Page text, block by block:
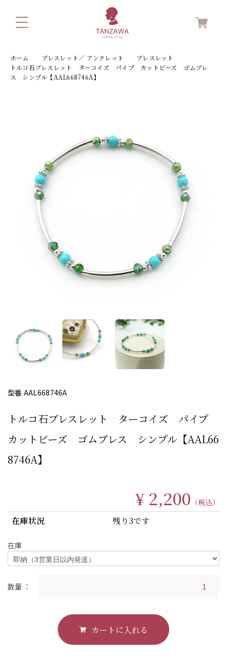
ホーム ブレスレット／ アンクレット
ブレスレット
トルコ石ブレスレット ターコイズ パイプ カットビーズ ゴムブレ
ス シンプル【AAL668746A】
型番 AAL668746A
トルコ石ブレスレット ターコイズ パイプ
カットビーズ ゴムブレス シンプル【AAL66
8746A】
¥ 2,200 （税込）
在庫状況 残り3です
在庫
数量
カートに入れる